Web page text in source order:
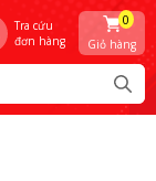
Tra cứu
đơn hàng
Giỏ hàng
0